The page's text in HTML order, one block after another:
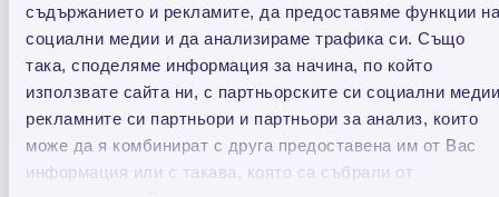
съдържанието и рекламите, да предоставяме функции на
социални медии и да анализираме трафика си. Също
така, споделяме информация за начина, по който
използвате сайта ни, с партньорските си социални
рекламните си партньори и партньори за анализ, които
може да я комбинират с друга предоставена им от Вас
информация или с такава, която са събрали от